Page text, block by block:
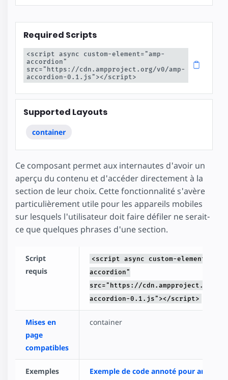
Required Scripts
<script async custom-element="amp-
accordion"
src="https://cdn.ampproject.org/v0/amp-
accordion-0.1.js"></script>
Supported Layouts
container
Ce composant permet aux internautes d'avoir un
aperçu du contenu et d'accéder directement à la
section de leur choix. Cette fonctionnalité s'avère
particulièrement utile pour les appareils mobiles
sur lesquels l'utilisateur doit faire défiler ne serait-
ce que quelques phrases d'une section.
Script
requis
<script async custom-
accordion"
src="https://cdn.ampproject.org/
accordion-0.1.js"></script>
Mises en
page
compatibles
container
Exemples Exemple de code annoté pour amp-